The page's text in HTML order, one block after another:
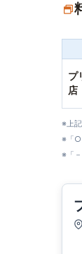
プ
店
※上
※「○
※「